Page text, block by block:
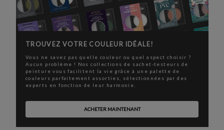
TROUVEZ VOTRE COULEUR IDÉALE!
Vous ne savez pas quelle couleur ou quel aspect choisir ?
Aucun problème ! Nos collections de sachet-testeurs de
peinture vous facilitent la vie grâce à une palette de
couleurs parfaitement assorties, sélectionnées par des
experts en fonction de leur harmonie.
ACHETER MAINTENANT